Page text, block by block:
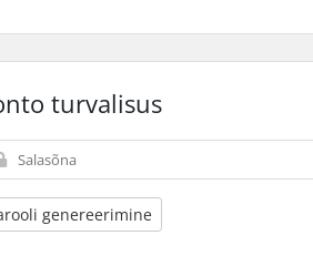
turvalisus
genereerimine